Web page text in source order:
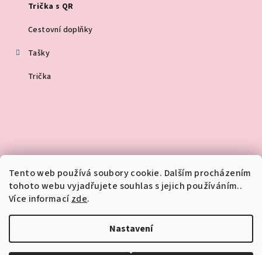
Tento web používá soubory cookie. Dalším procházením
tohoto webu vyjadřujete souhlas s jejich používáním..
Více informacízde.
Nastavení
Trička s QR
Cestovní doplňky
Tašky
Trička